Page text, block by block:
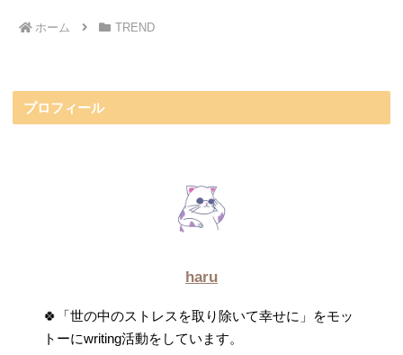
ホーム TREND
プロフィール
haru
🍀「世の中のストレスを取り除いて幸せに」をモッ
トーにwriting活動をしています。